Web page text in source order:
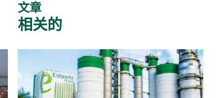
文章
相关的